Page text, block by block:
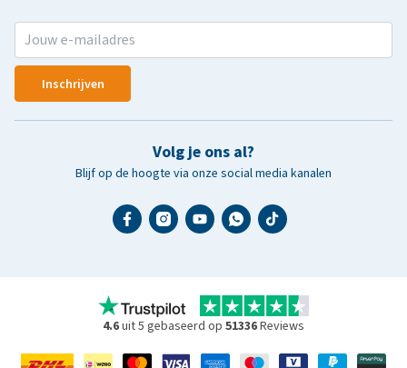
Inschrijven
Volg je ons al?
Blijf op de hoogte via onze social media kanalen
4.6uit 5 gebaseerd op 51336Reviews